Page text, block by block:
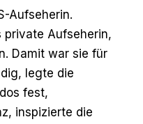
Aufseherin.
private Aufseherin,
Damit war sie für
legte die
fest,
inspizierte die